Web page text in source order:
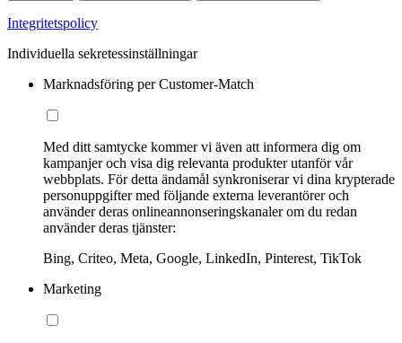
Integritetspolicy
Individuella sekretessinställningar
Marknadsföring per Customer-Match
Med ditt samtycke kommer vi även att informera dig om
kampanjer och visa dig relevanta produkter utanför vår
webbplats. För detta ändamål synkroniserar vi dina krypterade
personuppgifter med följande externa leverantörer och
använder deras onlineannonseringskanaler om du redan
använder deras tjänster:
Bing, Criteo, Meta, Google, LinkedIn, Pinterest, TikTok
Marketing